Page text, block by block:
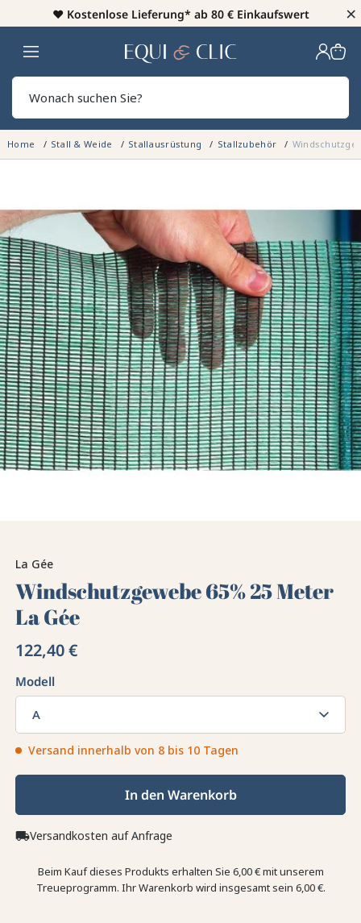
♥️ Kostenlose Lieferung* ab 80 € Einkaufswert ×
Heim
Home Stall & Weide Stallausrüstung Stallzubehör
La Gée
Windschutzgewebe 65% 25 Meter
La Gée
122,40 €
Modell
A
Versand innerhalb von 8 bis 10 Tagen
In den Warenkorb
local_shippingVersandkosten auf Anfrage
Beim Kauf dieses Produkts erhalten Sie 6,00 €mit unserem
Treueprogramm. Ihr Warenkorb wird insgesamt sein 6,00 €.